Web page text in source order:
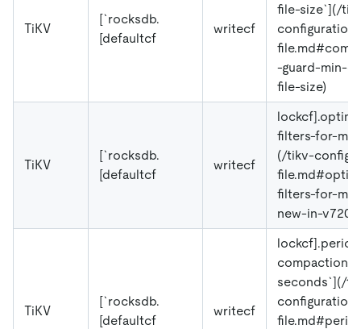
TiKV
[`rocksdb.
[defaultcf
writecf
file-size`](/
configuration-
-guard-min-
file-size)
TiKV
[`rocksdb.
[defaultcf
writecf
filters-for-
(/tikv-
filters-for-
new-in-v720)
TiKV
[`rocksdb.
[defaultcf
writecf
compaction-
seconds`](/
configuration-